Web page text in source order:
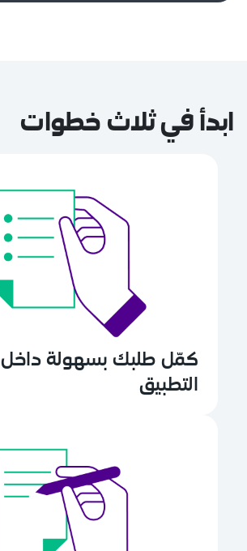
ابدأ في ثلاث خطوات
كمّل طلبك بسهولة داخل
التطبيق